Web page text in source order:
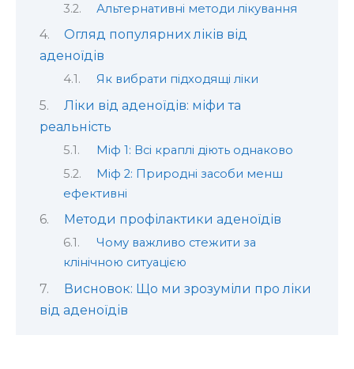
Альтернативні методи лікування
Огляд популярних ліків від
аденоїдів
Як вибрати підходящі ліки
Ліки від аденоїдів: міфи та
реальність
Міф 1: Всі краплі діють однаково
Міф 2: Природні засоби менш
ефективні
Методи профілактики аденоїдів
Чому важливо стежити за
клінічною ситуацією
Висновок: Що ми зрозуміли про ліки
від аденоїдів